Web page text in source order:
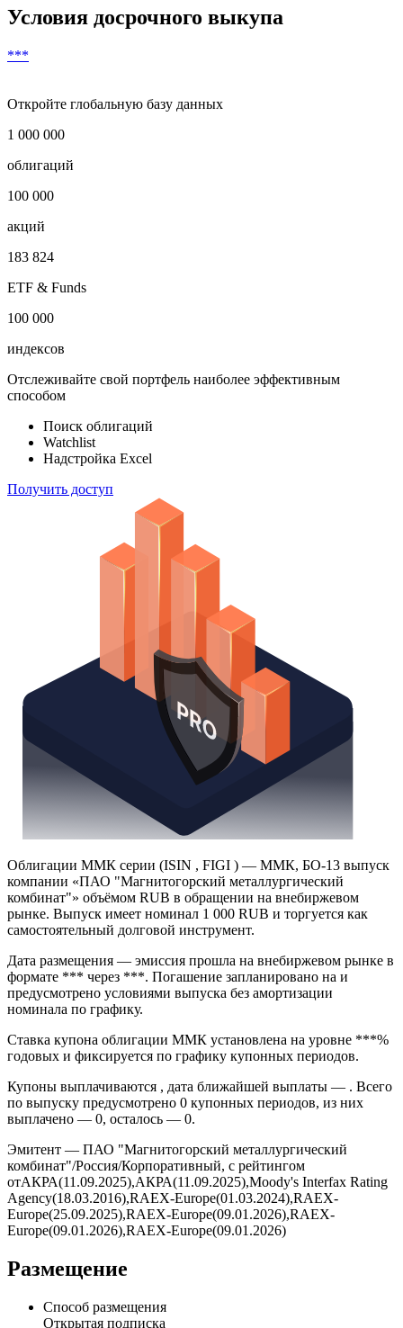
Условия досрочного выкупа
***
Откройте глобальную базу данных
1 000 000
облигаций
100 000
акций
183 824
ETF & Funds
100 000
индексов
Отслеживайте свой портфель наиболее эффективным
способом
Поиск облигаций
Watchlist
Надстройка Excel
Получить доступ
Облигации ММК серии (ISIN , FIGI ) — ММК, БО-13 выпуск
компании «ПАО "Магнитогорский металлургический
комбинат"» объёмом RUB в обращении на внебиржевом
рынке. Выпуск имеет номинал 1 000 RUB и торгуется как
самостоятельный долговой инструмент.
Дата размещения — эмиссия прошла на внебиржевом рынке в
формате *** через ***. Погашение запланировано на и
предусмотрено условиями выпуска без амортизации
номинала по графику.
Ставка купона облигации ММК установлена на уровне ***%
годовых и фиксируется по графику купонных периодов.
Купоны выплачиваются , дата ближайшей выплаты — . Всего
по выпуску предусмотрено 0 купонных периодов, из них
выплачено — 0, осталось — 0.
Эмитент — ПАО "Магнитогорский металлургический
комбинат"/Россия/Корпоративный, с рейтингом
отАКРА(11.09.2025),АКРА(11.09.2025),Moody's Interfax Rating
Agency(18.03.2016),RAEX-Europe(01.03.2024),RAEX-
Europe(25.09.2025),RAEX-Europe(09.01.2026),RAEX-
Europe(09.01.2026),RAEX-Europe(09.01.2026)
Размещение
Способ размещения
Открытая подписка